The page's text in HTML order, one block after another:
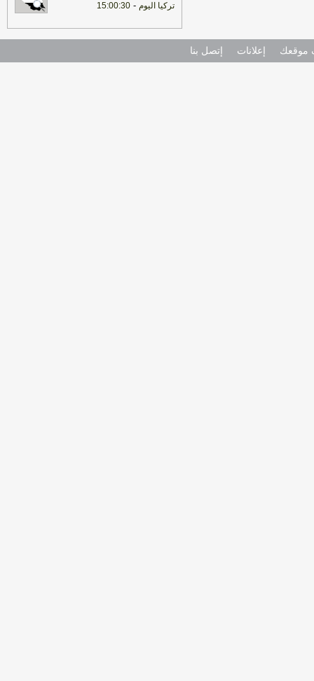
تركيا اليوم -
15:00:30
موقعك إعلانات إتصل بنا